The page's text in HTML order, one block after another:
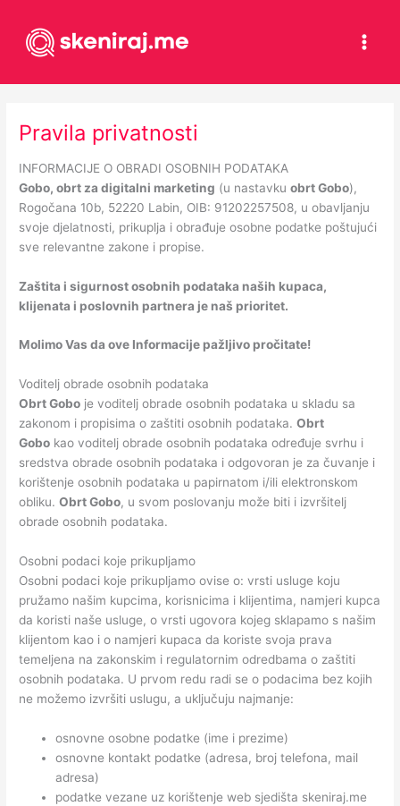
content
Pravila privatnosti
INFORMACIJE O OBRADI OSOBNIH PODATAKA
Gobo, obrt za digitalni marketing (u nastavkuobrt Gobo),
Rogočana 10b, 52220 Labin, OIB: 91202257508, u obavljanju
svoje djelatnosti, prikuplja i obrađuje osobne podatke poštujući
sve relevantne zakone i propise.
Zaštita i sigurnost osobnih podataka naših kupaca,
klijenata i poslovnih partnera je naš prioritet.
Molimo Vas da ove Informacije pažljivo pročitate!
Voditelj obrade osobnih podataka
Obrt Gobo je voditelj obrade osobnih podataka u skladu sa
zakonom i propisima o zaštiti osobnih podataka.Obrt
Gobo kao voditelj obrade osobnih podataka određuje svrhu i
sredstva obrade osobnih podataka i odgovoran je za čuvanje i
korištenje osobnih podataka u papirnatom i/ili elektronskom
obliku.Obrt Gobo, u svom poslovanju može biti i izvršitelj
obrade osobnih podataka.
Osobni podaci koje prikupljamo
Osobni podaci koje prikupljamo ovise o: vrsti usluge koju
pružamo našim kupcima, korisnicima i klijentima, namjeri kupca
da koristi naše usluge, o vrsti ugovora kojeg sklapamo s našim
klijentom kao i o namjeri kupaca da koriste svoja prava
temeljena na zakonskim i regulatornim odredbama o zaštiti
osobnih podataka. U prvom redu radi se o podacima bez kojih
ne možemo izvršiti uslugu, a uključuju najmanje:
osnovne osobne podatke (ime i prezime)
osnovne kontakt podatke (adresa, broj telefona, mail
adresa)
podatke vezane uz korištenje web sjedišta skeniraj.me